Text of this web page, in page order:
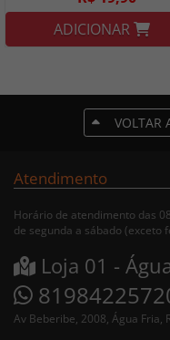
ADICIONAR
VOLTAR
Atendimento
Horário de atendimento das
de segunda a sábado (exceto
Loja 01 -
Av Beberibe, 2008, Água Fria,